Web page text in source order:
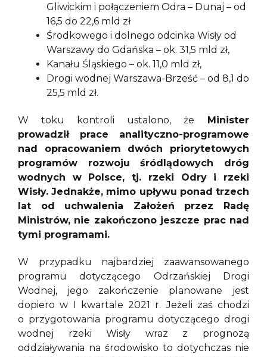
Gliwickim i połączeniem Odra – Dunaj – od
16,5 do 22,6 mld zł
Środkowego i dolnego odcinka Wisły od
Warszawy do Gdańska – ok. 31,5 mld zł,
Kanału Śląskiego – ok. 11,0 mld zł,
Drogi wodnej Warszawa-Brześć – od 8,1 do
25,5 mld zł.
W toku kontroli ustalono, że Minister
prowadził prace analityczno-programowe
nad opracowaniem dwóch priorytetowych
programów rozwoju śródlądowych dróg
wodnych w Polsce, tj. rzeki Odry i rzeki
Wisły. Jednakże, mimo upływu ponad trzech
lat od uchwalenia Założeń przez Radę
Ministrów, nie zakończono jeszcze prac nad
tymi programami.
W przypadku najbardziej zaawansowanego
programu dotyczącego Odrzańskiej Drogi
Wodnej, jego zakończenie planowane jest
dopiero w I kwartale 2021 r. Jeżeli zaś chodzi
o przygotowania programu dotyczącego drogi
wodnej rzeki Wisły wraz z prognozą
oddziaływania na środowisko to dotychczas nie